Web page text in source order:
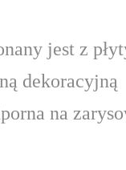
jest z
dekoracyjną
na